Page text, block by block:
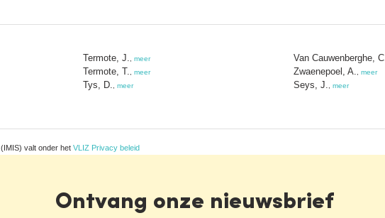
Termote, J. meer
Termote, T. meer
Tys, D. meer
Van Cauwenberghe, C.
Zwaenepoel, A. meer
Seys, J. meer
(IMIS) valt onder het VLIZ Privacy beleid
Ontvang onze nieuwsbrief